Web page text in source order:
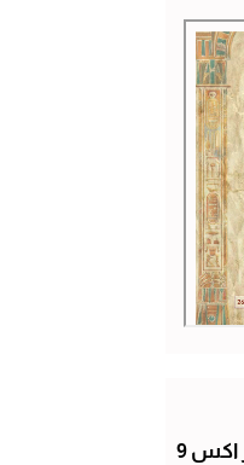
مميزات ام جى ار اكس 9